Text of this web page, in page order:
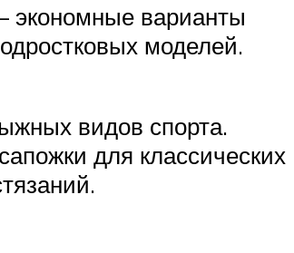
экономные варианты
моделей.
видов спорта.
для классических